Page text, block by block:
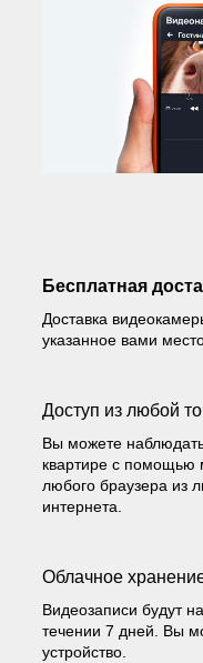
Бесплатная
Доставка
указанное вами
Доступ из любой
Вы можете
квартире с помощью
любого браузера из
интернета.
Облачное
Видеозаписи будут
течении 7 дней. Вы
устройство.